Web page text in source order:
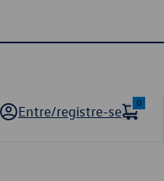
Entre/registre-se
0